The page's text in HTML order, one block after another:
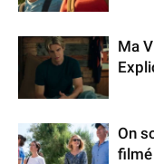
Ma
On
filmé